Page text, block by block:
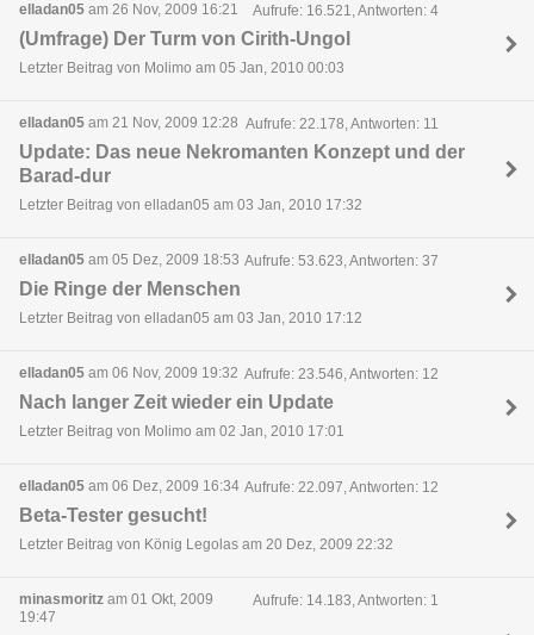
elladan05 am 26 Nov, 2009 16:21 Aufrufe: 16.521, Antworten: 4
(Umfrage) Der Turm von Cirith-Ungol
Letzter Beitrag von Molimo am 05 Jan, 2010 00:03
elladan05 am 21 Nov, 2009 12:28 Aufrufe: 22.178, Antworten: 11
Update: Das neue Nekromanten Konzept und der
Barad-dur
Letzter Beitrag von elladan05 am 03 Jan, 2010 17:32
elladan05 am 05 Dez, 2009 18:53 Aufrufe: 53.623, Antworten: 37
Die Ringe der Menschen
Letzter Beitrag von elladan05 am 03 Jan, 2010 17:12
elladan05 am 06 Nov, 2009 19:32 Aufrufe: 23.546, Antworten: 12
Nach langer Zeit wieder ein Update
Letzter Beitrag von Molimo am 02 Jan, 2010 17:01
elladan05 am 06 Dez, 2009 16:34 Aufrufe: 22.097, Antworten: 12
Beta-Tester gesucht!
Letzter Beitrag von König Legolas am 20 Dez, 2009 22:32
minasmoritz am 01 Okt, 2009
19:47
Aufrufe: 14.183, Antworten: 1